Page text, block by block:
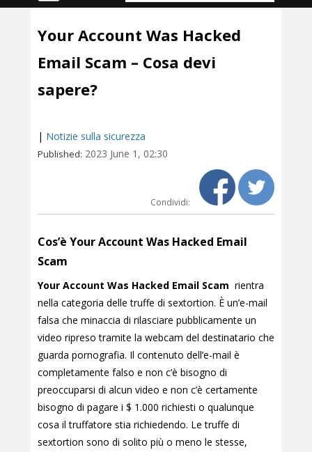
Your Account Was Hacked
Email Scam – Cosa devi
sapere?
| Notizie sulla sicurezza
Published: 2023 June 1, 02:30
Condividi:
Cos’è Your Account Was Hacked Email
Scam
Your Account Was Hacked Email Scam rientra
nella categoria delle truffe di sextortion. È un’e-mail
falsa che minaccia di rilasciare pubblicamente un
video ripreso tramite la webcam del destinatario che
guarda pornografia. Il contenuto dell’e-mail è
completamente falso e non c’è bisogno di
preoccuparsi di alcun video e non c’è certamente
bisogno di pagare i $ 1.000 richiesti o qualunque
cosa il truffatore stia richiedendo. Le truffe di
sextortion sono di solito più o meno le stesse,